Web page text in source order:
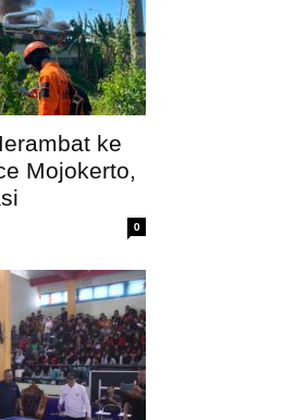
ke
Mojokerto,
0